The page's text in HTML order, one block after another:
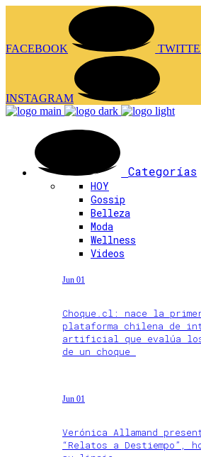
FACEBOOK
INSTAGRAM
Categorías
HOY
Gossip
Belleza
Moda
Wellness
Videos
Jun 01
Choque.cl: nace la
plataforma chilena de
artificial que evalúa los
de un choque
Jun 01
Verónica Allamand
“Relatos a Destiempo”,